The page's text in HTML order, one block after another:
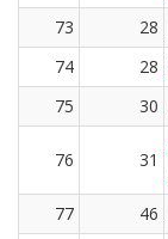
73
28
74
28
75
30
76 31
77 46